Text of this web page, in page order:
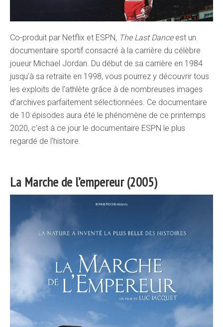
Co-produit par Netflix et ESPN, The Last Dance est un
documentaire sportif consacré à la carrière du célèbre
joueur Michael Jordan. Du début de sa carrière en 1984
jusqu’à sa retraite en 1998, vous pourrez y découvrir tous
les exploits de l’athlète grâce à de nombreuses images
d’archives parfaitement sélectionnées. Ce documentaire
de 10 épisodes aura été le phénomène de ce printemps
2020, c’est à ce jour le documentaire ESPN le plus
regardé de l’histoire.
La Marche de l’empereur (2005)